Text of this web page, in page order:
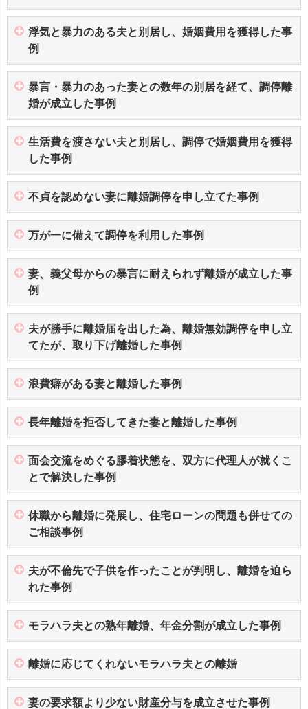
浮気と暴力のある夫と別居し、婚姻費用を獲得した事
例
暴言・暴力のあった妻との数年の別居を経て、調停離
婚が成立した事例
生活費を渡さない夫と別居し、調停で婚姻費用を獲得
した事例
不貞を認めない妻に離婚調停を申し立てた事例
万が一に備えて調停を利用した事例
妻、義父母からの暴言に耐えられず離婚が成立した事
例
夫が勝手に離婚届を出した為、離婚無効調停を申し立
てたが、取り下げ離婚した事例
浪費癖がある妻と離婚した事例
長年離婚を拒否してきた妻と離婚した事例
面会交流をめぐる膠着状態を、双方に代理人が就くこ
とで解決した事例
休職から離婚に発展し、住宅ローンの問題も併せての
ご相談事例
夫が不倫先で子供を作ったことが判明し、離婚を迫ら
れた事例
モラハラ夫との熟年離婚、年金分割が成立した事例
離婚に応じてくれないモラハラ夫との離婚
妻の要求額より少ない財産分与を成立させた事例